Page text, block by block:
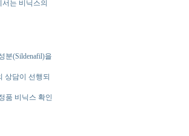
는 비닉스의
분(Sildenafil)을
상담이 선행되
품 비닉스 확인